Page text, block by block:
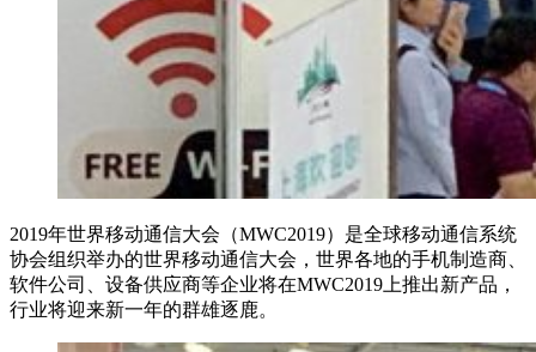
2019年世界移动通信大会（MWC2019）是全球移动通信系统
协会组织举办的世界移动通信大会，世界各地的手机制造商、
软件公司、设备供应商等企业将在MWC2019上推出新产品，
行业将迎来新一年的群雄逐鹿。